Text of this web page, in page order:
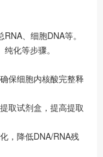
、细胞DNA等。
化等步骤。
保细胞内核酸完整释
取试剂盒，提高提取
，降低DNA/RNA残